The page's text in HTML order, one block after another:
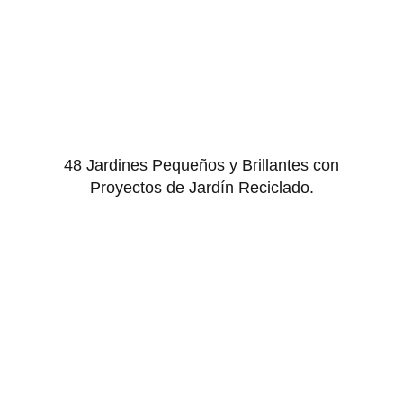
48 Jardines Pequeños y Brillantes con
Proyectos de Jardín Reciclado.